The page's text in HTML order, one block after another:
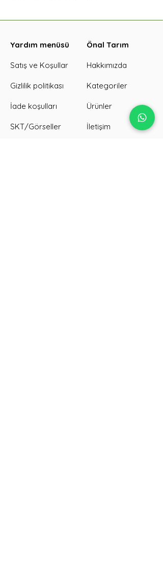
Yardım menüsü
Satış ve Koşullar
Gizlilik politikası
İade koşulları
SKT/Görseller
Önal Tarım
Hakkımızda
Kategoriler
Ürünler
İletişim